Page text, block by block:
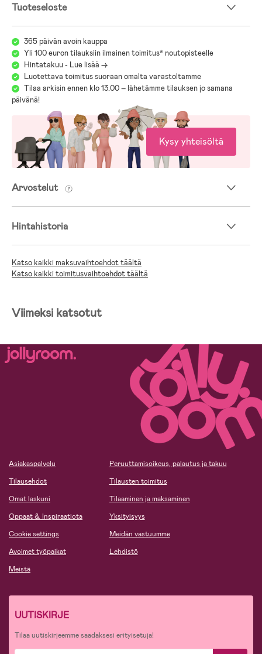
Tuoteseloste
365 päivän avoin kauppa
Yli 100 euron tilauksiin ilmainen toimitus* noutopisteelle
Hintatakuu - Lue lisää ->
Luotettava toimitus suoraan omalta varastoltamme
Tilaa arkisin ennen klo 13.00 – lähetämme tilauksen jo samana
päivänä!
Kysy yhteisöltä
Arvostelut
Hintahistoria
Katso kaikki maksuvaihtoehdot täältä
Katso kaikki toimitusvaihtoehdot täältä
Viimeksi katsotut
Asiakaspalvelu
Tilausehdot
Omat laskuni
Oppaat & Inspiraatiota
Cookie settings
Avoimet työpaikat
Meistä
Peruuttamisoikeus, palautus ja takuu
Tilausten toimitus
Tilaaminen ja maksaminen
Yksityisyys
Meidän vastuumme
Lehdistö
UUTISKIRJE
Tilaa uutiskirjeemme saadaksesi erityisetuja!